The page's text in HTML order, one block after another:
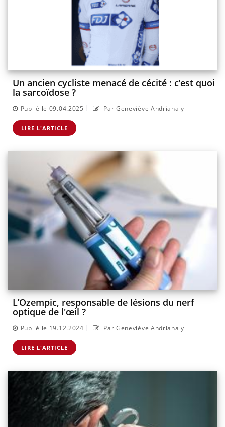
Un ancien cycliste menacé de cécité : c’est quoi
la sarcoïdose ?
Publié le 09.04.2025 | Par Geneviève Andrianaly
LIRE L'ARTICLE
L’Ozempic, responsable de lésions du nerf
optique de l'œil ?
Publié le 19.12.2024 | Par Geneviève Andrianaly
LIRE L'ARTICLE